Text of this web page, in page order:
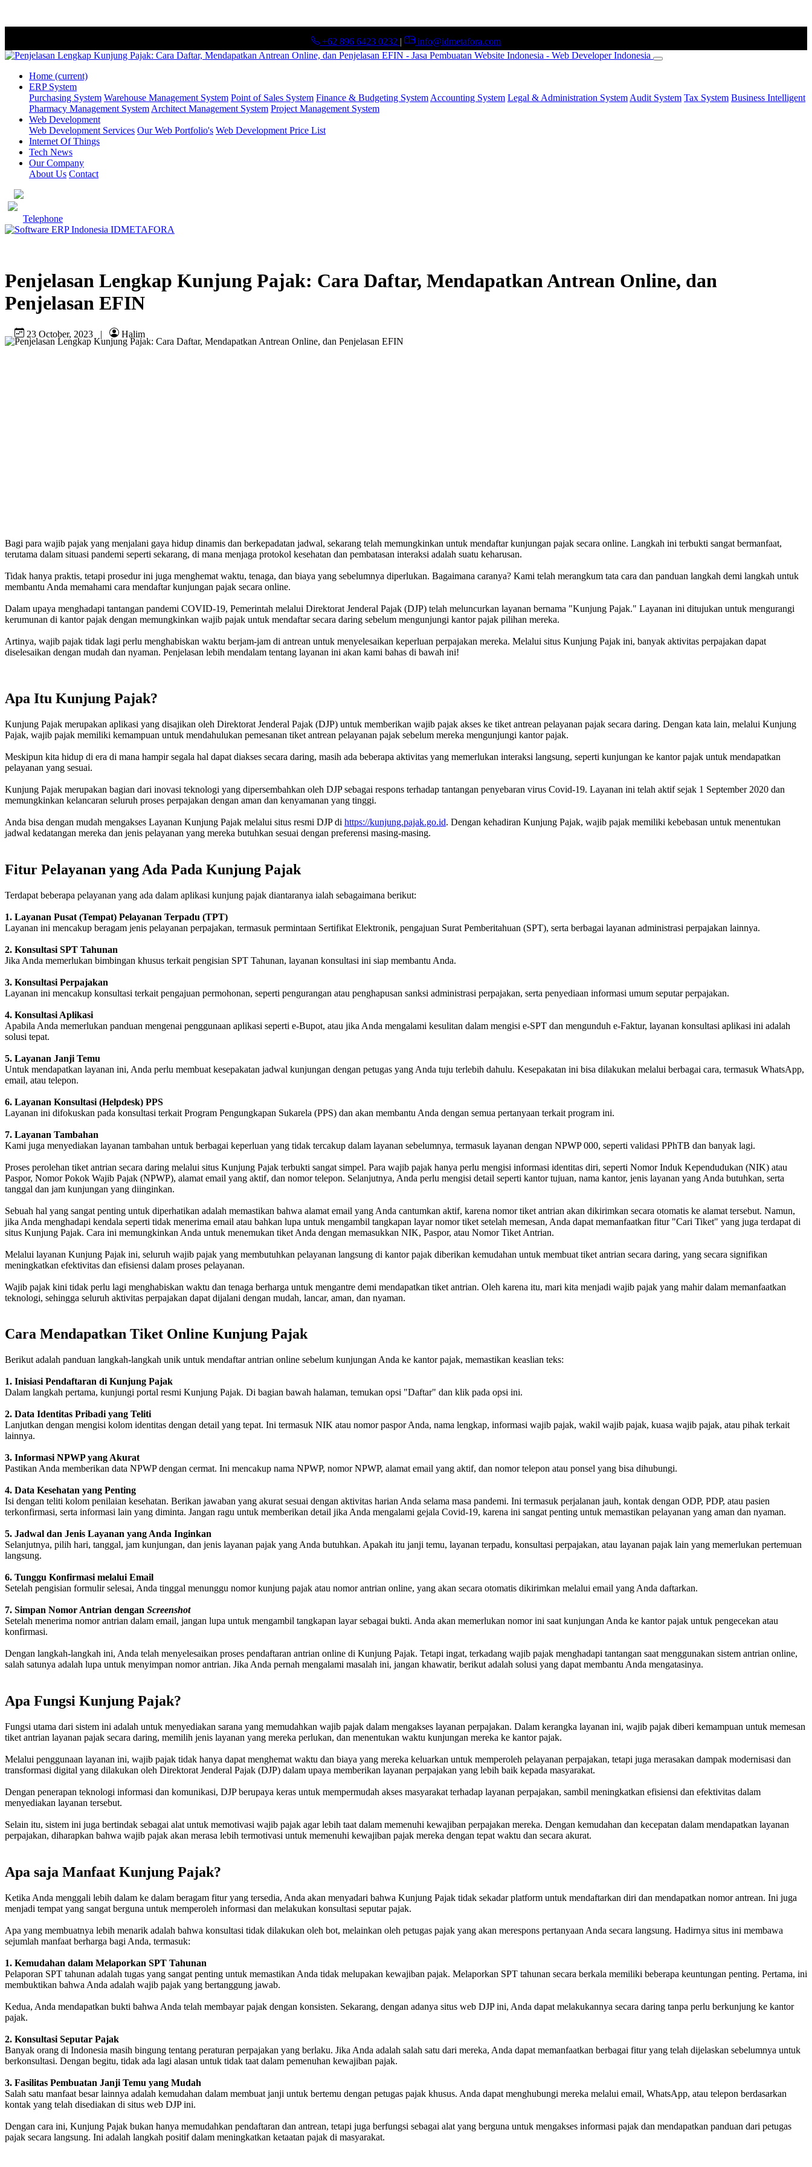
+62 896 6423 0232 | info@idmetafora.com
Home (current)
ERP System
Purchasing System Warehouse Management System Point of Sales System Finance & Budgeting System Accounting System Legal & Administration System Audit System Tax System Business Intelligent
Pharmacy Management System Architect Management System Project Management System
Web Development
Web Development Services Our Web Portfolio's Web Development Price List
Internet Of Things
Tech News
Our Company
About Us Contact
Telephone
Penjelasan Lengkap Kunjung Pajak: Cara Daftar, Mendapatkan Antrean Online, dan
Penjelasan EFIN
23 October, 2023 | Halim
Bagi para wajib pajak yang menjalani gaya hidup dinamis dan berkepadatan jadwal, sekarang telah memungkinkan untuk mendaftar kunjungan pajak secara online. Langkah ini terbukti sangat bermanfaat,
terutama dalam situasi pandemi seperti sekarang, di mana menjaga protokol kesehatan dan pembatasan interaksi adalah suatu keharusan.
Tidak hanya praktis, tetapi prosedur ini juga menghemat waktu, tenaga, dan biaya yang sebelumnya diperlukan. Bagaimana caranya? Kami telah merangkum tata cara dan panduan langkah demi langkah untuk
membantu Anda memahami cara mendaftar kunjungan pajak secara online.
Dalam upaya menghadapi tantangan pandemi COVID-19, Pemerintah melalui Direktorat Jenderal Pajak (DJP) telah meluncurkan layanan bernama "Kunjung Pajak." Layanan ini ditujukan untuk mengurangi
kerumunan di kantor pajak dengan memungkinkan wajib pajak untuk mendaftar secara daring sebelum mengunjungi kantor pajak pilihan mereka.
Artinya, wajib pajak tidak lagi perlu menghabiskan waktu berjam-jam di antrean untuk menyelesaikan keperluan perpajakan mereka. Melalui situs Kunjung Pajak ini, banyak aktivitas perpajakan dapat
diselesaikan dengan mudah dan nyaman. Penjelasan lebih mendalam tentang layanan ini akan kami bahas di bawah ini!
Apa Itu Kunjung Pajak?
Kunjung Pajak merupakan aplikasi yang disajikan oleh Direktorat Jenderal Pajak (DJP) untuk memberikan wajib pajak akses ke tiket antrean pelayanan pajak secara daring. Dengan kata lain, melalui Kunjung
Pajak, wajib pajak memiliki kemampuan untuk mendahulukan pemesanan tiket antrean pelayanan pajak sebelum mereka mengunjungi kantor pajak.
Meskipun kita hidup di era di mana hampir segala hal dapat diakses secara daring, masih ada beberapa aktivitas yang memerlukan interaksi langsung, seperti kunjungan ke kantor pajak untuk mendapatkan
pelayanan yang sesuai.
Kunjung Pajak merupakan bagian dari inovasi teknologi yang dipersembahkan oleh DJP sebagai respons terhadap tantangan penyebaran virus Covid-19. Layanan ini telah aktif sejak 1 September 2020 dan
memungkinkan kelancaran seluruh proses perpajakan dengan aman dan kenyamanan yang tinggi.
Anda bisa dengan mudah mengakses Layanan Kunjung Pajak melalui situs resmi DJP di https://kunjung.pajak.go.id. Dengan kehadiran Kunjung Pajak, wajib pajak memiliki kebebasan untuk menentukan
jadwal kedatangan mereka dan jenis pelayanan yang mereka butuhkan sesuai dengan preferensi masing-masing.
Fitur Pelayanan yang Ada Pada Kunjung Pajak
Terdapat beberapa pelayanan yang ada dalam aplikasi kunjung pajak diantaranya ialah sebagaimana berikut:
1. Layanan Pusat (Tempat) Pelayanan Terpadu (TPT)
Layanan ini mencakup beragam jenis pelayanan perpajakan, termasuk permintaan Sertifikat Elektronik, pengajuan Surat Pemberitahuan (SPT), serta berbagai layanan administrasi perpajakan lainnya.
2. Konsultasi SPT Tahunan
Jika Anda memerlukan bimbingan khusus terkait pengisian SPT Tahunan, layanan konsultasi ini siap membantu Anda.
3. Konsultasi Perpajakan
Layanan ini mencakup konsultasi terkait pengajuan permohonan, seperti pengurangan atau penghapusan sanksi administrasi perpajakan, serta penyediaan informasi umum seputar perpajakan.
4. Konsultasi Aplikasi
Apabila Anda memerlukan panduan mengenai penggunaan aplikasi seperti e-Bupot, atau jika Anda mengalami kesulitan dalam mengisi e-SPT dan mengunduh e-Faktur, layanan konsultasi aplikasi ini adalah
solusi tepat.
5. Layanan Janji Temu
Untuk mendapatkan layanan ini, Anda perlu membuat kesepakatan jadwal kunjungan dengan petugas yang Anda tuju terlebih dahulu. Kesepakatan ini bisa dilakukan melalui berbagai cara, termasuk WhatsApp,
email, atau telepon.
6. Layanan Konsultasi (Helpdesk) PPS
Layanan ini difokuskan pada konsultasi terkait Program Pengungkapan Sukarela (PPS) dan akan membantu Anda dengan semua pertanyaan terkait program ini.
7. Layanan Tambahan
Kami juga menyediakan layanan tambahan untuk berbagai keperluan yang tidak tercakup dalam layanan sebelumnya, termasuk layanan dengan NPWP 000, seperti validasi PPhTB dan banyak lagi.
Proses perolehan tiket antrian secara daring melalui situs Kunjung Pajak terbukti sangat simpel. Para wajib pajak hanya perlu mengisi informasi identitas diri, seperti Nomor Induk Kependudukan (NIK) atau
Paspor, Nomor Pokok Wajib Pajak (NPWP), alamat email yang aktif, dan nomor telepon. Selanjutnya, Anda perlu mengisi detail seperti kantor tujuan, nama kantor, jenis layanan yang Anda butuhkan, serta
tanggal dan jam kunjungan yang diinginkan.
Sebuah hal yang sangat penting untuk diperhatikan adalah memastikan bahwa alamat email yang Anda cantumkan aktif, karena nomor tiket antrian akan dikirimkan secara otomatis ke alamat tersebut. Namun,
jika Anda menghadapi kendala seperti tidak menerima email atau bahkan lupa untuk mengambil tangkapan layar nomor tiket setelah memesan, Anda dapat memanfaatkan fitur "Cari Tiket" yang juga terdapat di
situs Kunjung Pajak. Cara ini memungkinkan Anda untuk menemukan tiket Anda dengan memasukkan NIK, Paspor, atau Nomor Tiket Antrian.
Melalui layanan Kunjung Pajak ini, seluruh wajib pajak yang membutuhkan pelayanan langsung di kantor pajak diberikan kemudahan untuk membuat tiket antrian secara daring, yang secara signifikan
meningkatkan efektivitas dan efisiensi dalam proses pelayanan.
Wajib pajak kini tidak perlu lagi menghabiskan waktu dan tenaga berharga untuk mengantre demi mendapatkan tiket antrian. Oleh karena itu, mari kita menjadi wajib pajak yang mahir dalam memanfaatkan
teknologi, sehingga seluruh aktivitas perpajakan dapat dijalani dengan mudah, lancar, aman, dan nyaman.
Cara Mendapatkan Tiket Online Kunjung Pajak
Berikut adalah panduan langkah-langkah unik untuk mendaftar antrian online sebelum kunjungan Anda ke kantor pajak, memastikan keaslian teks:
1. Inisiasi Pendaftaran di Kunjung Pajak
Dalam langkah pertama, kunjungi portal resmi Kunjung Pajak. Di bagian bawah halaman, temukan opsi "Daftar" dan klik pada opsi ini.
2. Data Identitas Pribadi yang Teliti
Lanjutkan dengan mengisi kolom identitas dengan detail yang tepat. Ini termasuk NIK atau nomor paspor Anda, nama lengkap, informasi wajib pajak, wakil wajib pajak, kuasa wajib pajak, atau pihak terkait
lainnya.
3. Informasi NPWP yang Akurat
Pastikan Anda memberikan data NPWP dengan cermat. Ini mencakup nama NPWP, nomor NPWP, alamat email yang aktif, dan nomor telepon atau ponsel yang bisa dihubungi.
4. Data Kesehatan yang Penting
Isi dengan teliti kolom penilaian kesehatan. Berikan jawaban yang akurat sesuai dengan aktivitas harian Anda selama masa pandemi. Ini termasuk perjalanan jauh, kontak dengan ODP, PDP, atau pasien
terkonfirmasi, serta informasi lain yang diminta. Jangan ragu untuk memberikan detail jika Anda mengalami gejala Covid-19, karena ini sangat penting untuk memastikan pelayanan yang aman dan nyaman.
5. Jadwal dan Jenis Layanan yang Anda Inginkan
Selanjutnya, pilih hari, tanggal, jam kunjungan, dan jenis layanan pajak yang Anda butuhkan. Apakah itu janji temu, layanan terpadu, konsultasi perpajakan, atau layanan pajak lain yang memerlukan pertemuan
langsung.
6. Tunggu Konfirmasi melalui Email
Setelah pengisian formulir selesai, Anda tinggal menunggu nomor kunjung pajak atau nomor antrian online, yang akan secara otomatis dikirimkan melalui email yang Anda daftarkan.
7. Simpan Nomor Antrian dengan Screenshot
Setelah menerima nomor antrian dalam email, jangan lupa untuk mengambil tangkapan layar sebagai bukti. Anda akan memerlukan nomor ini saat kunjungan Anda ke kantor pajak untuk pengecekan atau
konfirmasi.
Dengan langkah-langkah ini, Anda telah menyelesaikan proses pendaftaran antrian online di Kunjung Pajak. Tetapi ingat, terkadang wajib pajak menghadapi tantangan saat menggunakan sistem antrian online,
salah satunya adalah lupa untuk menyimpan nomor antrian. Jika Anda pernah mengalami masalah ini, jangan khawatir, berikut adalah solusi yang dapat membantu Anda mengatasinya.
Apa Fungsi Kunjung Pajak?
Fungsi utama dari sistem ini adalah untuk menyediakan sarana yang memudahkan wajib pajak dalam mengakses layanan perpajakan. Dalam kerangka layanan ini, wajib pajak diberi kemampuan untuk memesan
tiket antrian layanan pajak secara daring, memilih jenis layanan yang mereka perlukan, dan menentukan waktu kunjungan mereka ke kantor pajak.
Melalui penggunaan layanan ini, wajib pajak tidak hanya dapat menghemat waktu dan biaya yang mereka keluarkan untuk memperoleh pelayanan perpajakan, tetapi juga merasakan dampak modernisasi dan
transformasi digital yang dilakukan oleh Direktorat Jenderal Pajak (DJP) dalam upaya memberikan layanan perpajakan yang lebih baik kepada masyarakat.
Dengan penerapan teknologi informasi dan komunikasi, DJP berupaya keras untuk mempermudah akses masyarakat terhadap layanan perpajakan, sambil meningkatkan efisiensi dan efektivitas dalam
menyediakan layanan tersebut.
Selain itu, sistem ini juga bertindak sebagai alat untuk memotivasi wajib pajak agar lebih taat dalam memenuhi kewajiban perpajakan mereka. Dengan kemudahan dan kecepatan dalam mendapatkan layanan
perpajakan, diharapkan bahwa wajib pajak akan merasa lebih termotivasi untuk memenuhi kewajiban pajak mereka dengan tepat waktu dan secara akurat.
Apa saja Manfaat Kunjung Pajak?
Ketika Anda menggali lebih dalam ke dalam beragam fitur yang tersedia, Anda akan menyadari bahwa Kunjung Pajak tidak sekadar platform untuk mendaftarkan diri dan mendapatkan nomor antrean. Ini juga
menjadi tempat yang sangat berguna untuk memperoleh informasi dan melakukan konsultasi seputar pajak.
Apa yang membuatnya lebih menarik adalah bahwa konsultasi tidak dilakukan oleh bot, melainkan oleh petugas pajak yang akan merespons pertanyaan Anda secara langsung. Hadirnya situs ini membawa
sejumlah manfaat berharga bagi Anda, termasuk:
1. Kemudahan dalam Melaporkan SPT Tahunan
Pelaporan SPT tahunan adalah tugas yang sangat penting untuk memastikan Anda tidak melupakan kewajiban pajak. Melaporkan SPT tahunan secara berkala memiliki beberapa keuntungan penting. Pertama, ini
membuktikan bahwa Anda adalah wajib pajak yang bertanggung jawab.
Kedua, Anda mendapatkan bukti bahwa Anda telah membayar pajak dengan konsisten. Sekarang, dengan adanya situs web DJP ini, Anda dapat melakukannya secara daring tanpa perlu berkunjung ke kantor
pajak.
2. Konsultasi Seputar Pajak
Banyak orang di Indonesia masih bingung tentang peraturan perpajakan yang berlaku. Jika Anda adalah salah satu dari mereka, Anda dapat memanfaatkan berbagai fitur yang telah dijelaskan sebelumnya untuk
berkonsultasi. Dengan begitu, tidak ada lagi alasan untuk tidak taat dalam pemenuhan kewajiban pajak.
3. Fasilitas Pembuatan Janji Temu yang Mudah
Salah satu manfaat besar lainnya adalah kemudahan dalam membuat janji untuk bertemu dengan petugas pajak khusus. Anda dapat menghubungi mereka melalui email, WhatsApp, atau telepon berdasarkan
kontak yang telah disediakan di situs web DJP ini.
Dengan cara ini, Kunjung Pajak bukan hanya memudahkan pendaftaran dan antrean, tetapi juga berfungsi sebagai alat yang berguna untuk mengakses informasi pajak dan mendapatkan panduan dari petugas
pajak secara langsung. Ini adalah langkah positif dalam meningkatkan ketaatan pajak di masyarakat.